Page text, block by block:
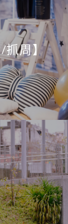
/抓周】